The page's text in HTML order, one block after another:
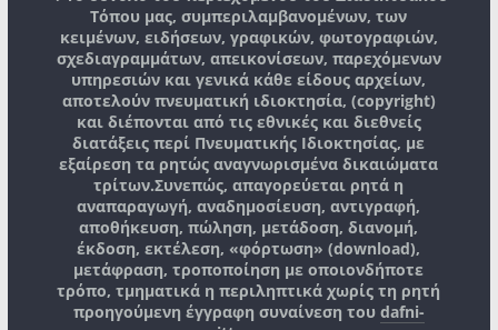
Τόπου μας, συμπεριλαμβανομένων, των
κειμένων, ειδήσεων, γραφικών, φωτογραφιών,
σχεδιαγραμμάτων, απεικονίσεων, παρεχόμενων
υπηρεσιών και γενικά κάθε είδους αρχείων,
αποτελούν πνευματική ιδιοκτησία, (copyright)
και διέπονται από τις εθνικές και διεθνείς
διατάξεις περί Πνευματικής Ιδιοκτησίας, με
εξαίρεση τα ρητώς αναγνωρισμένα δικαιώματα
τρίτων.Συνεπώς, απαγορεύεται ρητά η
αναπαραγωγή, αναδημοσίευση, αντιγραφή,
αποθήκευση, πώληση, μετάδοση, διανομή,
έκδοση, εκτέλεση, «φόρτωση» (download),
μετάφραση, τροποποίηση με οποιονδήποτε
τρόπο, τμηματικά η περιληπτικά χωρίς τη ρητή
προηγούμενη έγγραφη συναίνεση του dafni-